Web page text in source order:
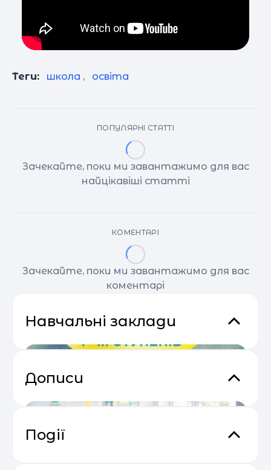
Теги: школа , освіта
ПОПУЛЯРНІ СТАТТІ
Зачекайте, поки ми завантажимо для вас
найцікавіші статті
КОМЕНТАРІ
Зачекайте, поки ми завантажимо для вас
коментарі
Навчальні заклади
Дописи
Події